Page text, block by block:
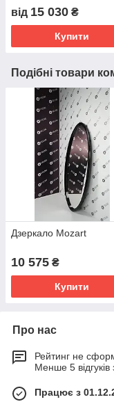
від 15 030 ₴
Купити
Подібні товари
Дзеркало Mozart
10 575 ₴
Купити
Про нас
Рейтинг не
Менше 5 відгуків
Працює з